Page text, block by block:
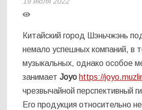
Китайский город Шэньчжэнь
немало успешных компаний, в
музыкальных, однако особое
занимаетJoyo https://
чрезвычайной перспективный
Его продукция относительно